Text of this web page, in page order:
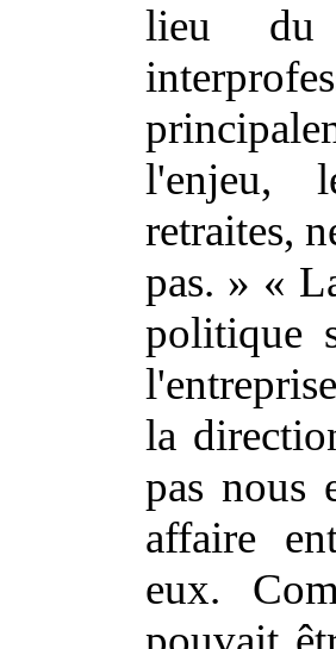
lieu du
l'enjeu,
retraites,
pas. » «
politique
la
pas nous
affaire
eux.